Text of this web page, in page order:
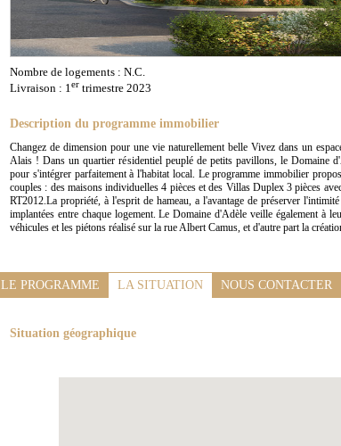
Nombre de logements : N.C.
Livraison : 1er trimestre 2023
Description du programme immobilier
Changez de dimension pour une vie naturellement belle Vivez dans un
Alais ! Dans un quartier résidentiel peuplé de petits pavillons, le Domaine
pour s'intégrer parfaitement à l'habitat local. Le programme immobilier
couples : des maisons individuelles 4 pièces et des Villas Duplex 3 pièces
RT2012.La propriété, à l'esprit de hameau, a l'avantage de préserver
implantées entre chaque logement. Le Domaine d'Adèle veille également à
véhicules et les piétons réalisé sur la rue Albert Camus, et d'autre part la
LE PROGRAMME LA SITUATION NOUS CONTACTER
Situation géographique